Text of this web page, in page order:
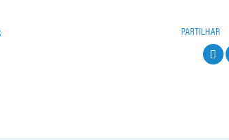
PARTILHAR